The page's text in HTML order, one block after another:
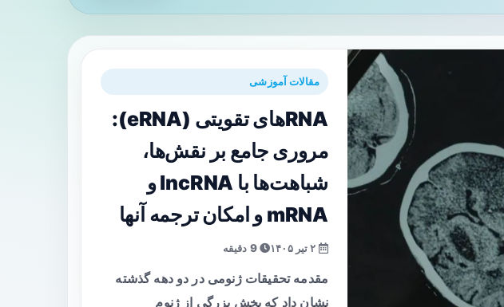
مقالات آموزشی
RNAهای تقویتی (eRNA):
مروری جامع بر نقش‌ها،
شباهت‌ها با lncRNA و
mRNA و امکان ترجمه آنها
9 دقیقه
مقدمه تحقیقات ژنومی در دو دهه گذشته
نشان داد که بخش بزرگی از ژنوم